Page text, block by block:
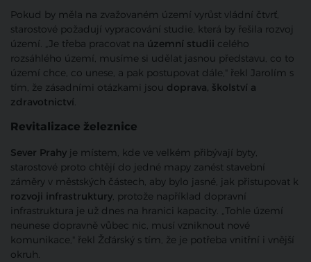
Pokud by měla na zvažovaném území vyrůst vládní čtvrť,
starostové požadují vypracování studie, která by řešila rozvoj
území. „Je třeba pracovat na územní studii celého
rozsáhlého území, musíme si udělat jasnou představu, co to
území chce, co unese, a pak postupovat dále," řekl Jarolím s
tím, že zásadními otázkami jsou doprava, školství a
zdravotnictví.
Revitalizace železnice
Sever Prahy je místem, kde ve velkém přibývají byty,
starostové proto chtějí do jedné mapy zanést stavební
záměry v městských částech, aby bylo jasné, jak přistupovat k
rozvoji infrastruktury, protože například dopravní
infrastruktura je už dnes na hranici kapacity. „Tohle území
neunese dopravně vůbec nic, musí vzniknout nové
komunikace," řekl Žďárský s tím, že je potřeba vnitřní i vnější
okruh.